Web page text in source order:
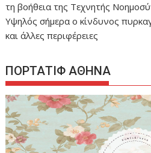
τη βοήθεια της Τεχνητής
Υψηλός σήμερα ο κίνδυνος
και άλλες περιφέρειες
ΠΟΡΤΑΤΙΦ ΑΘΗΝΑ